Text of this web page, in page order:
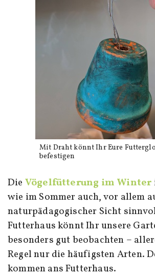
Mit Draht könnt Ihr Eure
befestigen
Die Vögelfütterung im Winter
wie im Sommer auch, vor allem
naturpädagogischer Sicht
Futterhaus könnt Ihr unsere
besonders gut beobachten –
Regel nur die häufigsten Arten.
kommen ans Futterhaus.